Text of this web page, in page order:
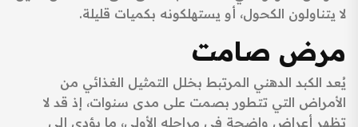
لا يتناولون الكحول، أو يستهلكونه بكميات قليلة.
مرض صامت
يُعد الكبد الدهني المرتبط بخلل التمثيل الغذائي من
الأمراض التي تتطور بصمت على مدى سنوات، إذ قد لا
تظهر أعراض واضحة في مراحله الأولى، ما يؤدي إلى